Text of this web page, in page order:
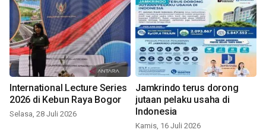
International Lecture Series
2026 di Kebun Raya Bogor
Selasa, 28 Juli 2026
Jamkrindo terus dorong
jutaan pelaku usaha di
Indonesia
Kamis, 16 Juli 2026